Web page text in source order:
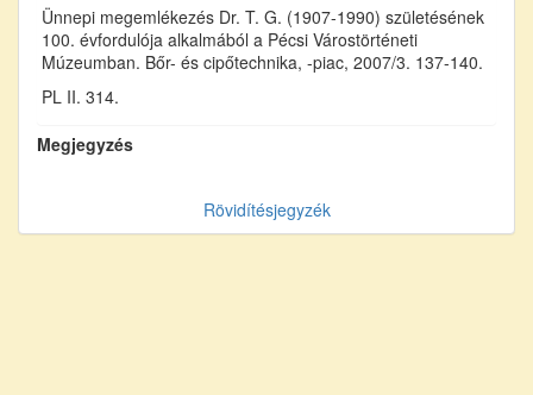
Ünnepi megemlékezés Dr. T. G. (1907-1990) születésének
100. évfordulója alkalmából a Pécsi Várostörténeti
Múzeumban. Bőr- és cipőtechnika, -piac, 2007/3. 137-140.
PL II. 314.
Megjegyzés
Rövidítésjegyzék